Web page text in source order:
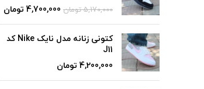
5,170,000 تومان 4,700,000 تومان
کتونی زنانه مدل نایک Nike کد
J11
تومان